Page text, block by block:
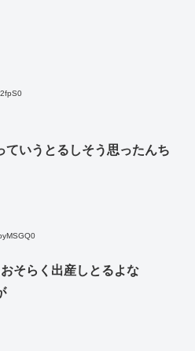
ていうとるしそう思ったんち
そらく出産しとるよな